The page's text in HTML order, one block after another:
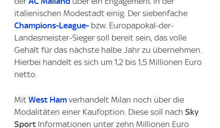
italienischen Modestadt einig. Der siebenfache
Champions-League- bzw. Europapokal-der-
Landesmeister-Sieger soll bereit sein, das volle
Gehalt für das nächste halbe Jahr zu übernehmen.
Hierbei handelt es sich um 1,2 bis 1,5 Millionen Euro
netto.
Mit West Ham verhandelt Milan noch über die
Modalitäten einer Kaufoption. Diese soll nach Sky
Sport Informationen unter zehn Millionen Euro